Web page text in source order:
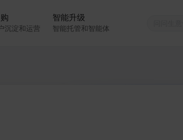
沉淀和运营
智能升级
智能托管和智能体